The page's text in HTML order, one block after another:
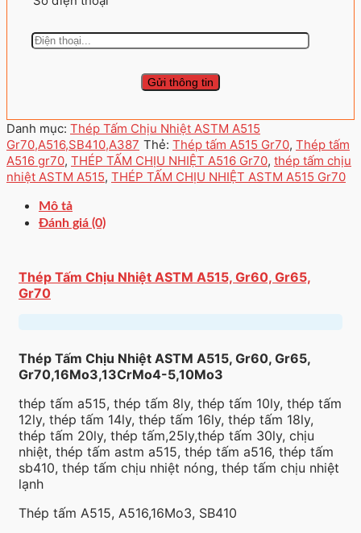
Danh mục: Thép Tấm Chịu Nhiệt ASTM A515
Gr70,A516,SB410,A387 Thẻ: Thép tấm A515 Gr70, Thép tấm
A516 gr70, THÉP TẤM CHỊU NHIỆT A516 Gr70, thép tấm chịu
nhiệt ASTM A515, THÉP TẤM CHỊU NHIỆT ASTM A515 Gr70
Mô tả
Đánh giá (0)
Thép Tấm Chịu Nhiệt ASTM A515, Gr60, Gr65,
Gr70
Thép Tấm Chịu Nhiệt ASTM A515, Gr60, Gr65,
Gr70,16Mo3,13CrMo4-5,10Mo3
thép tấm a515, thép tấm 8ly, thép tấm 10ly, thép tấm
12ly, thép tấm 14ly, thép tấm 16ly, thép tấm 18ly,
thép tấm 20ly, thép tấm,25ly,thép tấm 30ly, chịu
nhiệt, thép tấm astm a515, thép tấm a516, thép tấm
sb410, thép tấm chịu nhiệt nóng, thép tấm chịu nhiệt
lạnh
Thép tấm A515, A516,16Mo3, SB410